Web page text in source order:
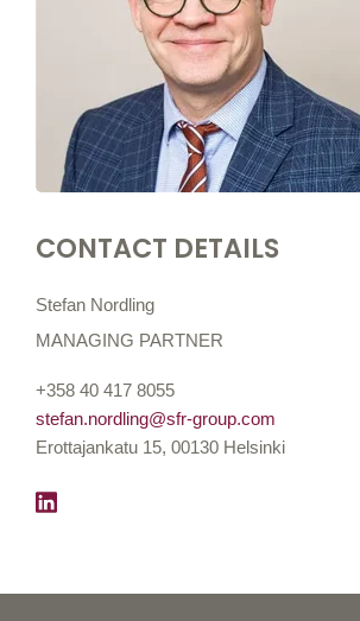
CONTACT DETAILS
Stefan Nordling
MANAGING PARTNER
+358 40 417 8055
stefan.nordling@sfr-group.com
Erottajankatu 15, 00130 Helsinki